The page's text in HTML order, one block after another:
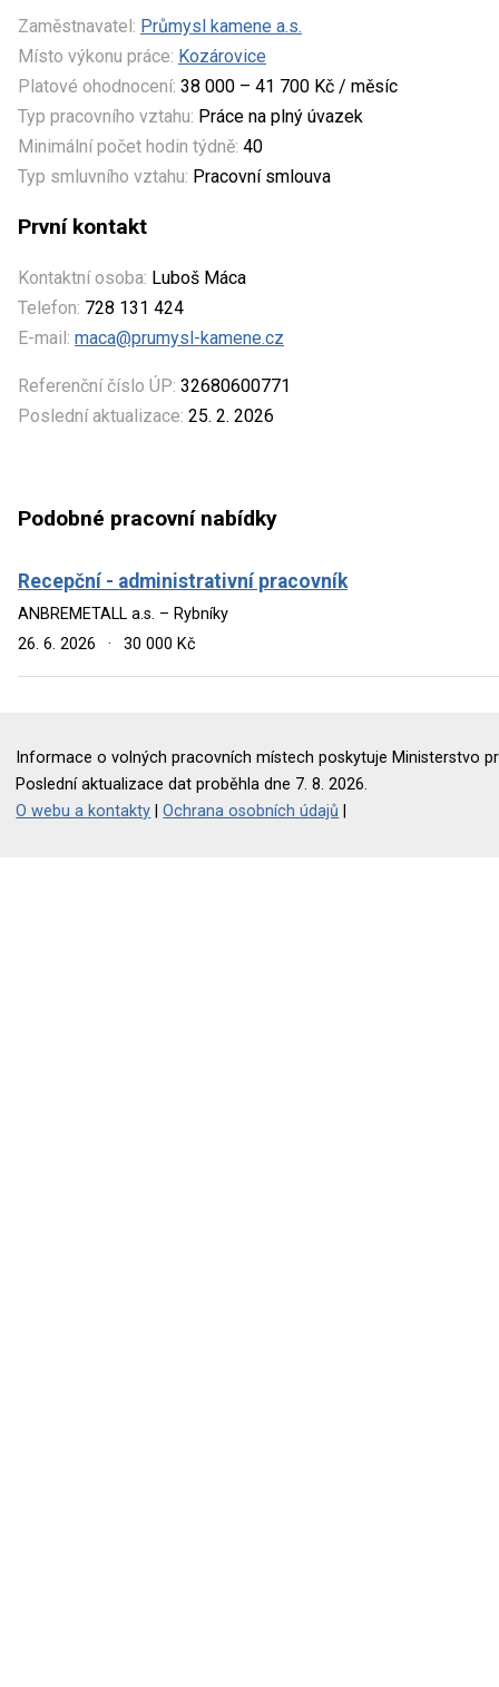
Zaměstnavatel: Průmysl kamene a.s.
Místo výkonu práce: Kozárovice
Platové ohodnocení: 38 000 – 41 700 Kč / měsíc
Typ pracovního vztahu: Práce na plný úvazek
Minimální počet hodin týdně: 40
Typ smluvního vztahu: Pracovní smlouva
První kontakt
Kontaktní osoba: Luboš Máca
Telefon: 728 131 424
E-mail: maca@prumysl-kamene.cz
Referenční číslo ÚP: 32680600771
Poslední aktualizace: 25. 2. 2026
Podobné pracovní nabídky
Recepční - administrativní pracovník
ANBREMETALL a.s. – Rybníky
26. 6. 2026
· 30 000 Kč
Informace o volných pracovních místech poskytuje Ministerstvo
Poslední aktualizace dat proběhla dne 7. 8. 2026.
O webu a kontakty |Ochrana osobních údajů